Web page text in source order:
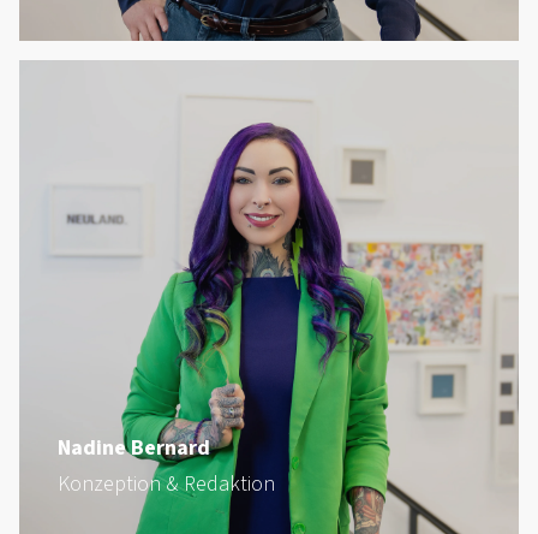
Nadine Bernard
Konzeption & Redaktion